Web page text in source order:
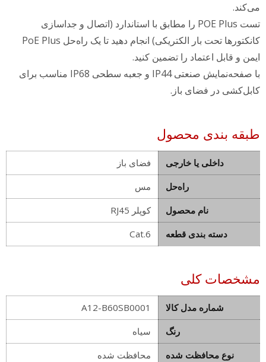
می‌کند.
تست POE Plus را مطابق با استاندارد (اتصال و جداسازی
کانکتورها تحت بار الکتریکی) انجام دهید تا یک راه‌حل PoE Plus
ایمن و قابل اعتماد را تضمین کنید.
با صفحه‌نمایش صنعتی IP44 و جعبه سطحی IP68 مناسب برای
کابل‌کشی در فضای باز.
طبقه بندی محصول
داخلی یا خارجی
فضای باز
راه‌حل
مس
نام محصول
کوپلر RJ45
دسته بندی قطعه
Cat.6
مشخصات کلی
شماره مدل کالا
A12-B60SB0001
رنگ
سیاه
نوع محافظت شده
محافظت شده